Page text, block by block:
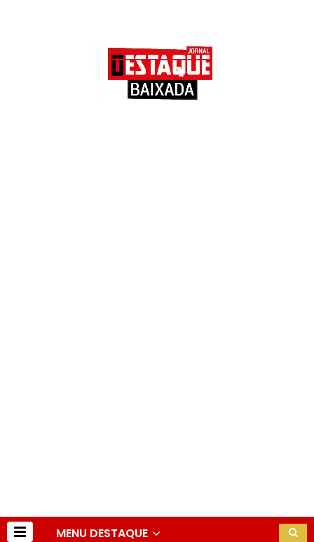
MENU DESTAQUE